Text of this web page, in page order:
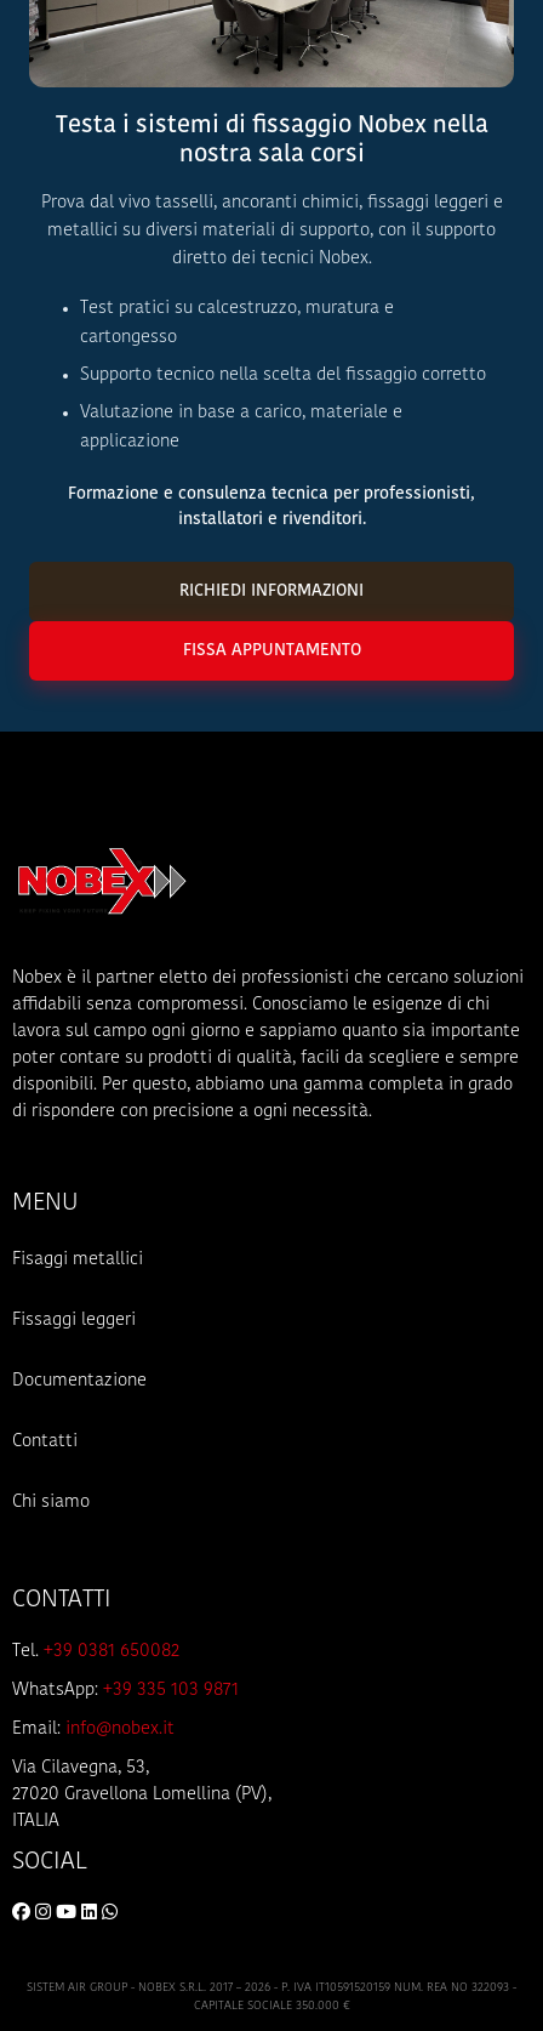
Testa i sistemi di fissaggio Nobex nella
nostra sala corsi
Prova dal vivo tasselli, ancoranti chimici, fissaggi leggeri e
metallici su diversi materiali di supporto, con il supporto
diretto dei tecnici Nobex.
Test pratici su calcestruzzo, muratura e
cartongesso
Supporto tecnico nella scelta del fissaggio corretto
Valutazione in base a carico, materiale e
applicazione
Formazione e consulenza tecnica per professionisti,
installatori e rivenditori.
RICHIEDI INFORMAZIONI
FISSA APPUNTAMENTO
Nobex è il partner eletto dei professionisti che cercano soluzioni
affidabili senza compromessi. Conosciamo le esigenze di chi
lavora sul campo ogni giorno e sappiamo quanto sia importante
poter contare su prodotti di qualità, facili da scegliere e sempre
disponibili. Per questo, abbiamo una gamma completa in grado
di rispondere con precisione a ogni necessità.
MENU
Fisaggi metallici
Fissaggi leggeri
Documentazione
Contatti
Chi siamo
CONTATTI
Tel. +39 0381 650082
WhatsApp: +39 335 103 9871
Email: info@nobex.it
Via Cilavegna, 53,
27020 Gravellona Lomellina (PV),
ITALIA
SOCIAL
SISTEM AIR GROUP - NOBEX S.R.L. 2017 – 2026 - P. IVA IT10591520159 NUM. REA NO 322093 -
CAPITALE SOCIALE 350.000 €